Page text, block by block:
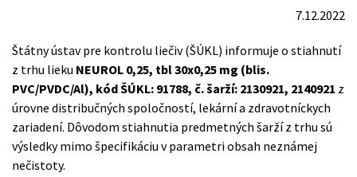
7.12.2022
Štátny ústav pre kontrolu liečiv (ŠÚKL) informuje o stiahnutí
z trhu lieku NEUROL 0,25, tbl 30x0,25 mg (blis.
PVC/PVDC/Al), kód ŠÚKL: 91788, č. šarží: 2130921, 2140921 z
úrovne distribučných spoločností, lekární a zdravotníckych
zariadení. Dôvodom stiahnutia predmetných šarží z trhu sú
výsledky mimo špecifikáciu v parametri obsah neznámej
nečistoty.